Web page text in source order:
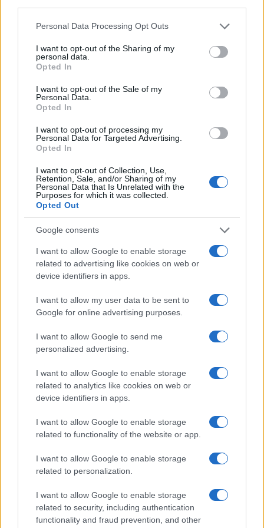
Please note that this website/app uses one or more Google
not limited to your visit or usage behaviour. You may click to
grant or deny consent to Google and its third-party tags to
use your data for below specified purposes in below Google
consent section.
Personal Data Processing Opt Outs
I want to opt-out of the Sharing of my
personal data.
Opted In
I want to opt-out of the Sale of my
Personal Data.
Opted In
I want to opt-out of processing my
Personal Data for Targeted Advertising.
Opted In
I want to opt-out of Collection, Use,
Retention, Sale, and/or Sharing of my
Personal Data that Is Unrelated with the
Purposes for which it was collected.
Opted Out
Google consents
I want to allow Google to enable storage
related to advertising like cookies on web or
device identifiers in apps.
I want to allow my user data to be sent to
Google for online advertising purposes.
I want to allow Google to send me
personalized advertising.
I want to allow Google to enable storage
related to analytics like cookies on web or
device identifiers in apps.
I want to allow Google to enable storage
related to functionality of the website or app.
I want to allow Google to enable storage
related to personalization.
I want to allow Google to enable storage
related to security, including authentication
functionality and fraud prevention, and other
generálta realitása a való életet
is megfertőzte.
Egy újságírónak ma nem kell kitartóan
dolgoznia, elég csak tiszteletlenül
viselkednie valakivel szemben a közösségi
médiában, és a hírnév utolérti – magyarázza.
„És ahogy növekedtek, úgy lett
egyre felháborítóbb, ahogy a
hatalmukat használják”
– húzza alá Douglas Murray, aki szerint ennek
kiváló példája a tavalyi amerikai
elnökválasztás előtt újra kirobbant Hunter
Biden-botrány cenzúrázása. A Facebook és a
Twitter felfüggesztette a sztorit berobbantó
New York Post fiókjait, a Biden család
korrupciós ügyeiről szóló cikket pedig nem
lehetett megosztani a felületen.
„Tehát a választások előtt eldöntötték, hogy
az amerikaiak mit tudhatnak meg az egyik
jelöltről, és mit nem. Mert azt akarták, hogy
Joe Biden nyerjen” – összegez Murray a
Mandiner szemléje szerint.
Murray szerint valójában az az